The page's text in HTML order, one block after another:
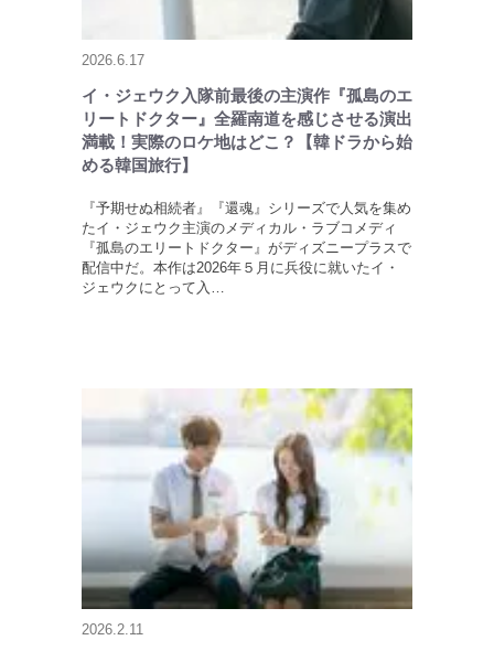
2026.6.17
イ・ジェウク入隊前最後の主演作『孤島のエ
リートドクター』全羅南道を感じさせる演出
満載！実際のロケ地はどこ？【韓ドラから始
める韓国旅行】
『予期せぬ相続者』『還魂』シリーズで人気を集め
たイ・ジェウク主演のメディカル・ラブコメディ
『孤島のエリートドクター』がディズニープラスで
配信中だ。本作は2026年５月に兵役に就いたイ・
ジェウクにとって入…
2026.2.11